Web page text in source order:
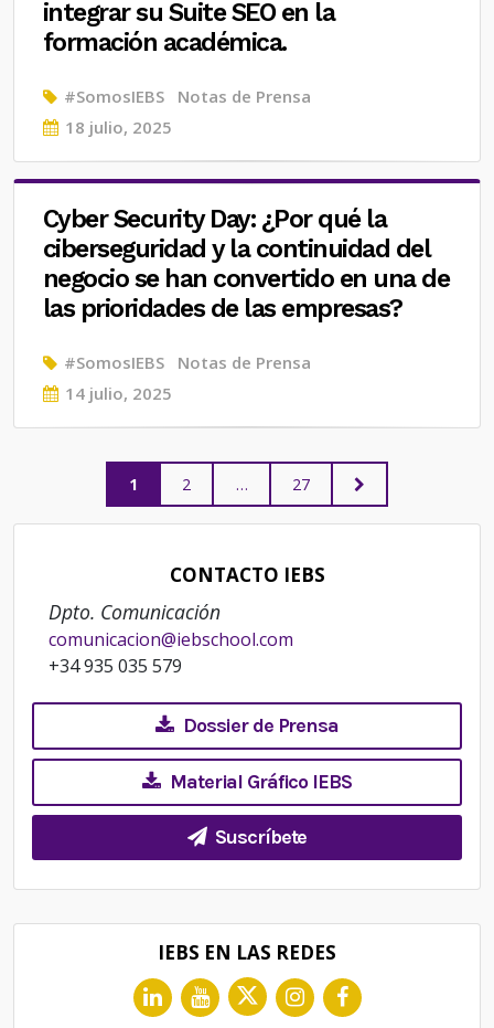
integrar su Suite SEO en la
formación académica.
#SomosIEBS Notas de Prensa
Posted
18 julio, 2025
Cyber Security Day: ¿Por qué la
ciberseguridad y la continuidad del
negocio se han convertido en una de
las prioridades de las empresas?
#SomosIEBS Notas de Prensa
Posted
14 julio, 2025
Paginación
de
entradas
PAGE
1 PAGE
2 … PAGE
27
NEXT
PAGE
CONTACTO IEBS
Dpto. Comunicación
comunicacion@iebschool.com
+34 935 035 579
Dossier de Prensa
Material Gráfico IEBS
Suscríbete
IEBS EN LAS REDES